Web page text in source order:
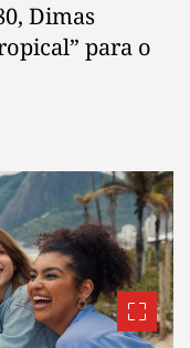
Dimas
para o